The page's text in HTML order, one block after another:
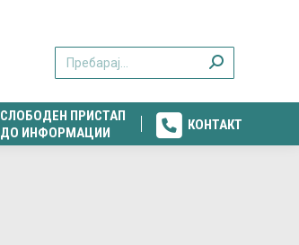
СЛОБОДЕН ПРИСТАП
ДО ИНФОРМАЦИИ
КОНТАКТ